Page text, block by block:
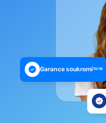
Garance soukromí10:18